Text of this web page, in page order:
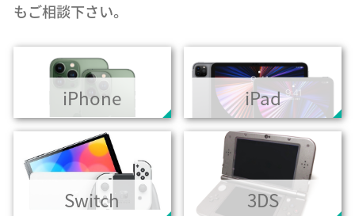
もご相談下さい。
iPhone iPad
Switch 3DS